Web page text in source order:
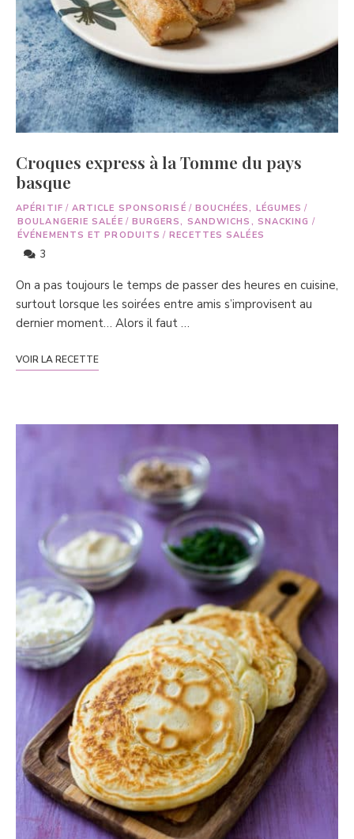
Croques express à la Tomme du pays
basque
APÉRITIF / ARTICLE SPONSORISÉ / BOUCHÉES, LÉGUMES /
BOULANGERIE SALÉE / BURGERS, SANDWICHS, SNACKING /
ÉVÉNEMENTS ET PRODUITS / RECETTES SALÉES
3
On a pas toujours le temps de passer des heures en cuisine,
surtout lorsque les soirées entre amis s’improvisent au
dernier moment… Alors il faut …
VOIR LA RECETTE